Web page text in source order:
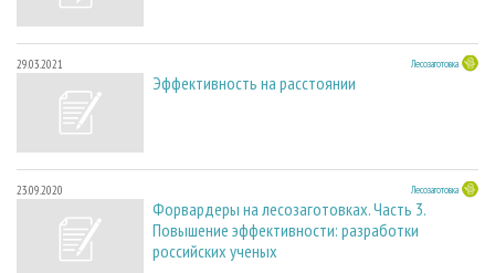
29.03.2021 Лесозаготовка
Эффективность на расстоянии
23.09.2020 Лесозаготовка
Форвардеры на лесозаготовках. Часть 3.
Повышение эффективности: разработки
российских ученых